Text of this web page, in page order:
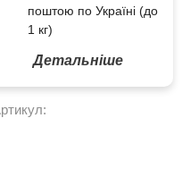
поштою по Україні (до
1 кг)
Детальніше